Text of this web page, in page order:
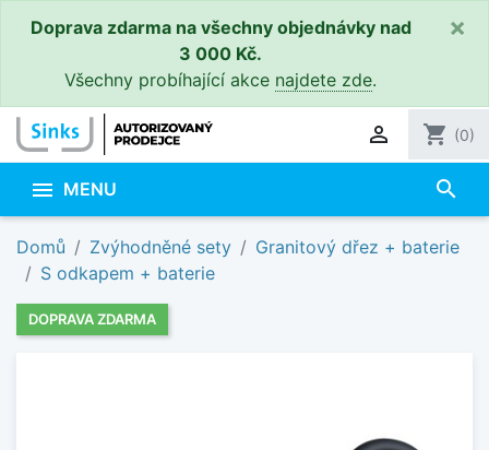
Doprava zdarma na všechny objednávky nad
3 000 Kč.
Všechny probíhající akce najdete zde.
×
 shopping_cart (0)
 MENU search
Domů Zvýhodněné sety
Granitový dřez + baterie
S odkapem + baterie
DOPRAVA ZDARMA